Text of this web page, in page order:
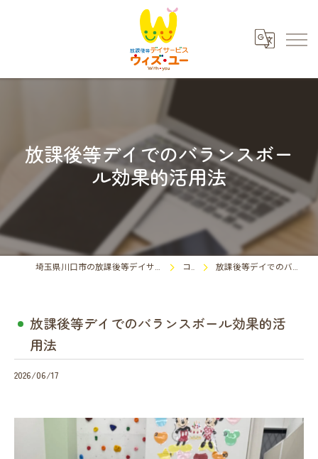
放課後等デイでのバランスボー
ル効果的活用法
埼玉県川口市の放課後等デイサービスならウィズ・ユー川口東領家 コラム 放課後等デイでのバランスボール効果的活用法
放課後等デイでのバランスボール効果的活
用法
2026/06/17